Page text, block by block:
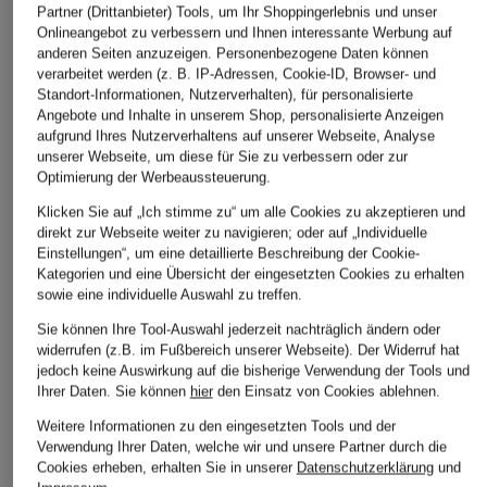
Partner (Drittanbieter) Tools, um Ihr Shoppingerlebnis und unser
Onlineangebot zu verbessern und Ihnen interessante Werbung auf
anderen Seiten anzuzeigen. Personenbezogene Daten können
verarbeitet werden (z. B. IP-Adressen, Cookie-ID, Browser- und
Standort-Informationen, Nutzerverhalten), für personalisierte
Angebote und Inhalte in unserem Shop, personalisierte Anzeigen
aufgrund Ihres Nutzerverhaltens auf unserer Webseite, Analyse
unserer Webseite, um diese für Sie zu verbessern oder zur
Optimierung der Werbeaussteuerung.
Klicken Sie auf „Ich stimme zu“ um alle Cookies zu akzeptieren und
direkt zur Webseite weiter zu navigieren; oder auf „Individuelle
Einstellungen“, um eine detaillierte Beschreibung der Cookie-
Kategorien und eine Übersicht der eingesetzten Cookies zu erhalten
sowie eine individuelle Auswahl zu treffen.
Sie können Ihre Tool-Auswahl jederzeit nachträglich ändern oder
widerrufen (z.B. im Fußbereich unserer Webseite). Der Widerruf hat
jedoch keine Auswirkung auf die bisherige Verwendung der Tools und
Ihrer Daten. Sie können hierden Einsatz von Cookies ablehnen.
Weitere Informationen zu den eingesetzten Tools und der
Verwendung Ihrer Daten, welche wir und unsere Partner durch die
Cookies erheben, erhalten Sie in unserer Datenschutzerklärungund